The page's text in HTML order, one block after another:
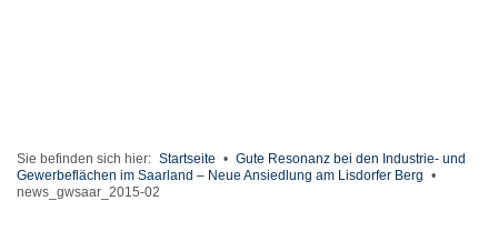
Sie befinden sich hier: Startseite • Gute Resonanz bei den Industrie- und
Gewerbeflächen im Saarland – Neue Ansiedlung am Lisdorfer Berg •
news_gwsaar_2015-02